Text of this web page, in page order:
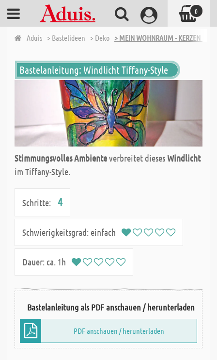
Aduis > Bastelideen > Deko > MEIN WOHNRAUM - KERZEN UND
Bastelanleitung: Windlicht Tiffany-Style
Stimmungsvolles Ambienteverbreitet diesesWindlicht
im Tiffany-Style.
Schritte: 4
Schwierigkeitsgrad: einfach
Dauer: ca. 1h
Bastelanleitung als PDF anschauen / herunterladen
PDF anschauen / herunterladen
0